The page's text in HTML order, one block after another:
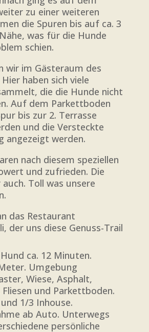
zu einer weiteren
die Spuren bis auf ca. 3
was für die Hunde
schien.
wir im Gästeraum des
haben sich viele
die die Hunde nicht
Auf dem Parkettboden
bis zur 2. Terrasse
und die Versteckte
angezeigt werden.
nach diesem speziellen
und zufrieden. Die
Toll was unsere
das Restaurant
der uns diese Genuss-Trail
ca. 12 Minuten.
Umgebung
Wiese, Asphalt,
und Parkettboden.
1/3 Inhouse.
ab Auto. Unterwegs
persönliche